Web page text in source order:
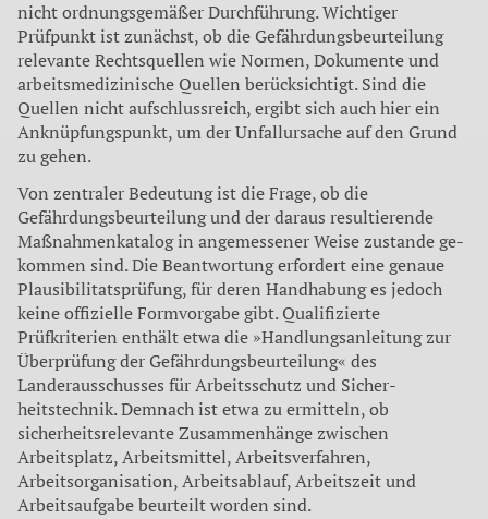
nicht ordnungsgemäßer Durchfüh­rung. Wichtiger
Prüfpunkt ist zu­nächst, ob die Gefährdungsbeur­teilung
relevante Rechtsquellen wie Normen, Dokumente und
arbeitsmedizinische Quellen be­rücksichtigt. Sind die
Quellen nicht aufschlussreich, ergibt sich auch hier ein
Anknüpfungspunkt, um der Unfallursache auf den Grund
zu gehen.
Von zentraler Bedeutung ist die Frage, ob die
Gefährdungsbe­urteilung und der daraus resultie­rende
Maßnahmenkatalog in an­gemessener Weise zustande ge­
kommen sind. Die Beantwortung erfordert eine genaue
Plausibilitatsprüfung, für deren Handha­bung es jedoch
keine offizielle Formvorgabe gibt. Qualifizierte
Prüfkriterien enthält etwa die »Handlungsanleitung zur
Überprüfung der Gefährdungsbeurteilung« des
Landerausschusses für Arbeitsschutz und Sicher­
heitstechnik. Demnach ist etwa zu ermitteln, ob
sicherheitsrele­vante Zusammenhänge zwi­schen
Arbeitsplatz, Arbeitsmittel, Arbeitsverfahren,
Arbeitsorgani­sation, Arbeitsablauf, Arbeitszeit und
Arbeitsaufgabe beurteilt wor­den sind.